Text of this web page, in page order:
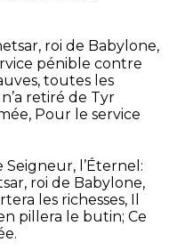
roi de Babylone,
pénible contre
toutes les
retiré de Tyr
Pour le service
Seigneur, l’Éternel:
roi de Babylone,
les richesses, Il
pillera le butin; Ce